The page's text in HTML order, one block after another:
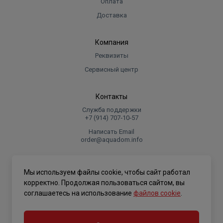
Доставка
Компания
Реквизиты
Сервисный центр
Контакты
Служба поддержки
+7 (914) 707‑10‑57
Написать Email
order@aquadom.info
.
Мы используем файлы cookie, чтобы сайт работал
корректно. Продолжая пользоваться сайтом, вы
соглашаетесь на использование файлов cookie